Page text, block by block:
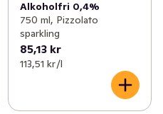
Alkoholfri 0,4%
750 ml, Pizzolato
sparkling
85,13 kr
113,51 kr /l